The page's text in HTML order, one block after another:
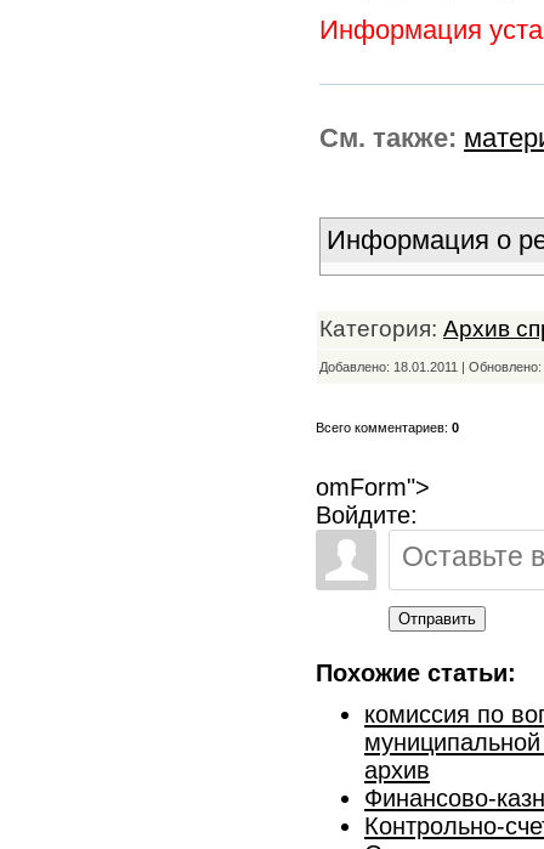
Информация
См. также:
Информация о
Категория: Архив
Добавлено: 18.01.2011 | Обновлено:
Всего комментариев: 0
omForm">
Войдите:
Отправить
Похожие статьи:
комиссия по
архив
Финансово-
Контрольно-